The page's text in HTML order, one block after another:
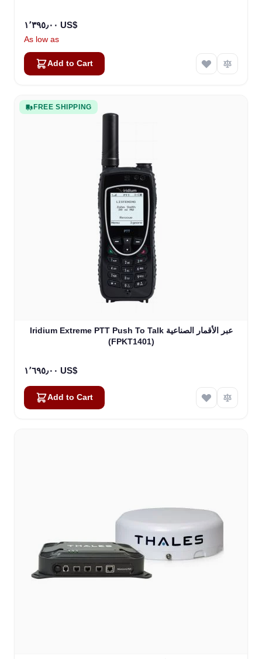
١٬٣٩٥٫٠٠ US$
As low as
Add to Cart
FREE SHIPPING
Iridium Extreme PTT Push To Talk عبر الأقمار الصناعية
(FPKT1401)
١٬٦٩٥٫٠٠ US$
Add to Cart